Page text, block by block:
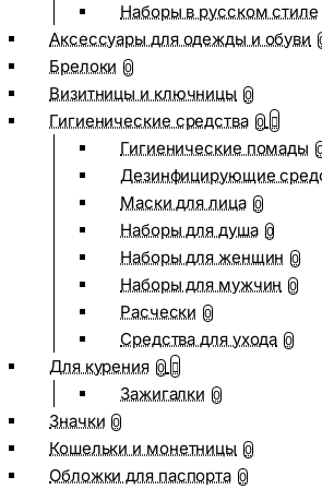
Наборы в русском стиле
Аксессуары для одежды и обуви
Брелоки 0
Визитницы и ключницы 0
Гигиенические средства 0
Гигиенические помады
Дезинфицирующие
Маски для лица 0
Наборы для душа 0
Наборы для женщин 0
Наборы для мужчин 0
Расчески 0
Средства для ухода 0
Для курения 0
Зажигалки 0
Значки 0
Кошельки и монетницы 0
Обложки для паспорта 0